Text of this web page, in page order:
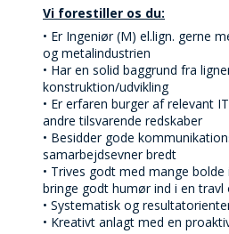
Vi forestiller os du:
• Er Ingeniør (M) el.lign. gerne
og metalindustrien
• Har en solid baggrund fra
konstruktion/udvikling
• Er erfaren burger af relevant
andre tilsvarende redskaber
• Besidder gode
samarbejdsevner bredt
• Trives godt med mange
bringe godt humør ind i en travl
• Systematisk og
• Kreativt anlagt med en